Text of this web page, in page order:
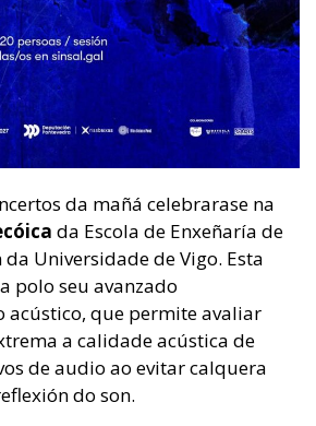
da mañá celebrarase na
da Escola de Enxeñaría de
Universidade de Vigo. Esta
polo seu avanzado
acústico, que permite avaliar
a calidade acústica de
de audio ao evitar calquera
do son.